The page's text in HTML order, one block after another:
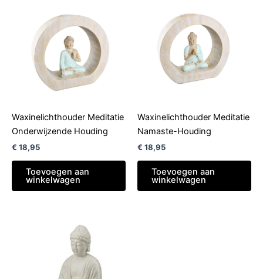
Waxinelichthouder Meditatie
Onderwijzende Houding
€ 18,95
Toevoegen aan
winkelwagen
Waxinelichthouder Meditatie
Namaste-Houding
€ 18,95
Toevoegen aan
winkelwagen